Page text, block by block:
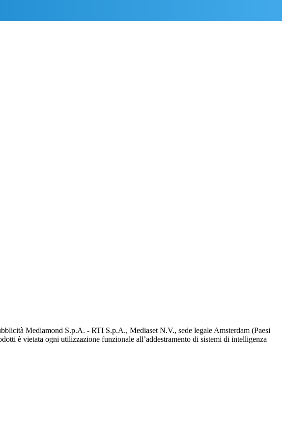
Mediamond S.p.A. - RTI S.p.A., Mediaset N.V., sede legale Amsterdam (Paesi
è vietata ogni utilizzazione funzionale all’addestramento di sistemi di intelligenza